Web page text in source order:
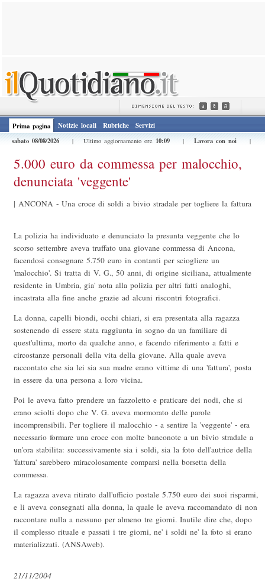
Prima pagina Notizie locali Rubriche
Servizi
sabato 08/08/2026
| Ultimo aggiornamento ore 10:09 | Lavora con noi |
5.000 euro da commessa per malocchio,
denunciata 'veggente'
| ANCONA - Una croce di soldi a bivio stradale per togliere la fattura
La polizia ha individuato e denunciato la presunta veggente che lo
scorso settembre aveva truffato una giovane commessa di Ancona,
facendosi consegnare 5.750 euro in contanti per sciogliere un
'malocchio'. Si tratta di V. G., 50 anni, di origine siciliana, attualmente
residente in Umbria, gia' nota alla polizia per altri fatti analoghi,
incastrata alla fine anche grazie ad alcuni riscontri fotografici.
La donna, capelli biondi, occhi chiari, si era presentata alla ragazza
sostenendo di essere stata raggiunta in sogno da un familiare di
quest'ultima, morto da qualche anno, e facendo riferimento a fatti e
circostanze personali della vita della giovane. Alla quale aveva
raccontato che sia lei sia sua madre erano vittime di una 'fattura', posta
in essere da una persona a loro vicina.
Poi le aveva fatto prendere un fazzoletto e praticare dei nodi, che si
erano sciolti dopo che V. G. aveva mormorato delle parole
incomprensibili. Per togliere il malocchio - a sentire la 'veggente' - era
necessario formare una croce con molte banconote a un bivio stradale a
un'ora stabilita: successivamente sia i soldi, sia la foto dell'autrice della
'fattura' sarebbero miracolosamente comparsi nella borsetta della
commessa.
La ragazza aveva ritirato dall'ufficio postale 5.750 euro dei suoi risparmi,
e li aveva consegnati alla donna, la quale le aveva raccomandato di non
raccontare nulla a nessuno per almeno tre giorni. Inutile dire che, dopo
il complesso rituale e passati i tre giorni, ne' i soldi ne' la foto si erano
materializzati. (ANSAweb).
21/11/2004